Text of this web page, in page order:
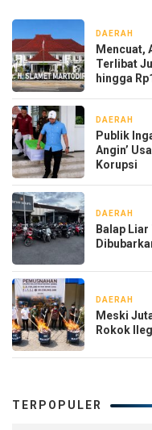
DAERAH
Mencuat,
Terlibat
hingga
DAERAH
Publik
Angin’
Korupsi
DAERAH
Balap
DAERAH
Meski
Rokok
TERPOPULER